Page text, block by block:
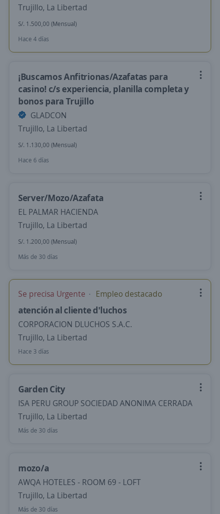
Trujillo, La Libertad
S/. 1.500,00 (Mensual)
Hace 4 días
¡Buscamos Anfitrionas/Azafatas para
casino! c/s experiencia, planilla completa y
bonos para Trujillo
GLADCON
Trujillo, La Libertad
S/. 1.130,00 (Mensual)
Hace 6 días
Server/Mozo/Azafata
EL PALMAR HACIENDA
Trujillo, La Libertad
S/. 1.200,00 (Mensual)
Más de 30 días
Se precisa Urgente Empleo destacado
atención al cliente d'luchos
CORPORACION DLUCHOS S.A.C.
Trujillo, La Libertad
Hace 3 días
Garden City
ISA PERU GROUP SOCIEDAD ANONIMA CERRADA
Trujillo, La Libertad
Más de 30 días
mozo/a
AWQA HOTELES - ROOM 69 - LOFT
Trujillo, La Libertad
Más de 30 días